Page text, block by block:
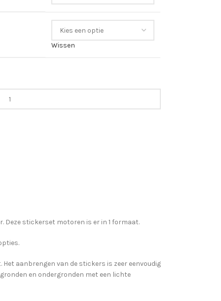
Wissen
Deze stickerset motoren is er in 1 formaat.
aanbrengen van de stickers is zeer eenvoudig
en ondergronden met een lichte